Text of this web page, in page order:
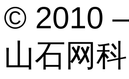
© 2010
山石网